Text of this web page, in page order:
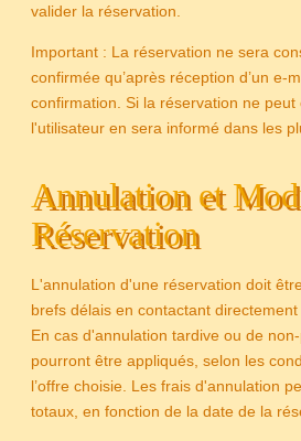
valider la réservation.
Important : La réservation ne sera
confirmée qu’après réception d’un e-
confirmation. Si la réservation ne peut
l'utilisateur en sera informé dans les
Annulation et
Réservation
L'annulation d'une réservation doit
brefs délais en contactant directement
En cas d'annulation tardive ou de
pourront être appliqués, selon les
l’offre choisie. Les frais d'annulation
totaux, en fonction de la date de la